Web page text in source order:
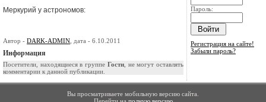
Меркурий у астрономов:
Автор - DARK-ADMIN , дата - 6.10.2011
Информация
Посетители, находящиеся в группе Гости, не могут оставлять
комментарии к данной публикации.
Пароль:
Регистрация на сайте!
Забыли пароль?
Вы просматриваете мобильную версию сайта.